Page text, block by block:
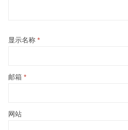
显示名称 *
邮箱 *
网站